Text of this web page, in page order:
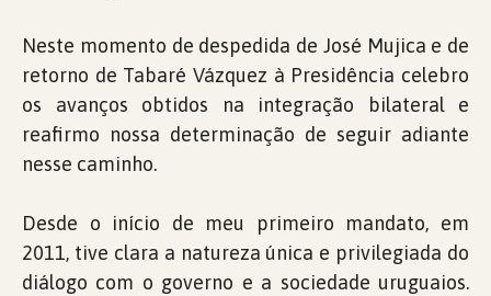
Neste momento de despedida de José Mujica e de
retorno de Tabaré Vázquez à Presidência celebro
os avanços obtidos na integração bilateral e
reafirmo nossa determinação de seguir adiante
nesse caminho.
Desde o início de meu primeiro mandato, em
2011, tive clara a natureza única e privilegiada do
diálogo com o governo e a sociedade uruguaios.